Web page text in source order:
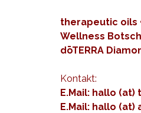
therapeutic oils
Wellness
dōTERRA
Kontakt:
E.Mail: hallo (at)
E.Mail: hallo (at)